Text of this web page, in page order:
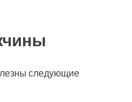
следующие